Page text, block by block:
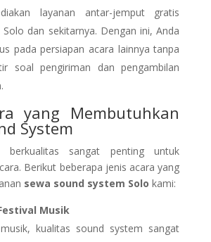
layanan antar-jemput gratis
dan sekitarnya. Dengan ini, Anda
pada persiapan acara lainnya tanpa
soal pengiriman dan pengambilan
yang Membutuhkan
System
berkualitas sangat penting untuk
Berikut beberapa jenis acara yang
sewa sound system Solo kami:
Musik
kualitas sound system sangat